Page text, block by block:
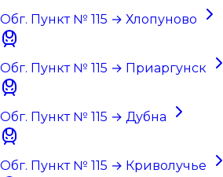
Обг. Пункт № 115 → Хлопуново
Обг. Пункт № 115 → Приаргунск
Обг. Пункт № 115 → Дубна
Обг. Пункт № 115 → Криволучье